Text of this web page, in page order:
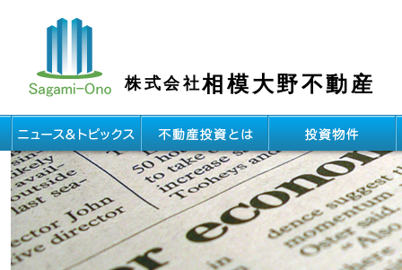
株式会社相模大野不動産